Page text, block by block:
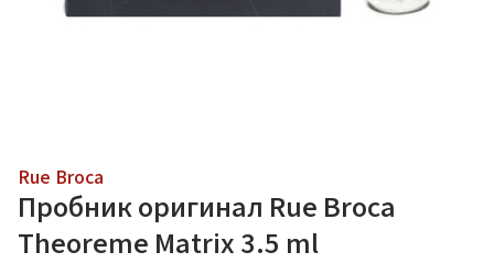
Rue Broca
Пробник оригинал Rue Broca
Theoreme Matrix 3.5 ml